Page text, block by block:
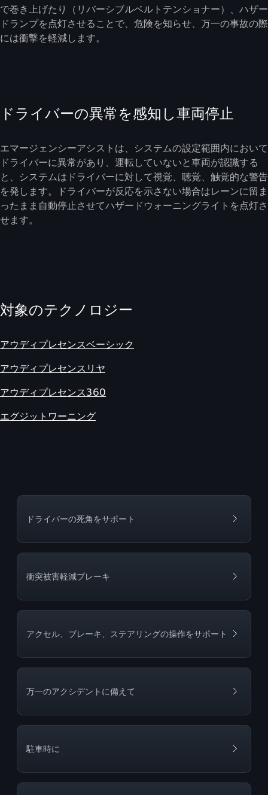
で巻き上げたり（リバーシブルベルトテンショナー）、ハザー
ドランプを点灯させることで、危険を知らせ、万一の事故の際
には衝撃を軽減します。
ドライバーの異常を感知し車両停止
エマージェンシーアシストは、システムの設定範囲内において
ドライバーに異常があり、運転していないと車両が認識する
と、システムはドライバーに対して視覚、聴覚、触覚的な警告
を発します。ドライバーが反応を示さない場合はレーンに留ま
ったまま自動停止させてハザードウォーニングライトを点灯さ
せます。
対象のテクノロジー
アウディプレセンスベーシック
アウディプレセンスリヤ
アウディプレセンス360
エグジットワーニング
ドライバーの死角をサポート
衝突被害軽減ブレーキ
アクセル、ブレーキ、ステアリングの操作をサポート
万一のアクシデントに備えて
駐車時に